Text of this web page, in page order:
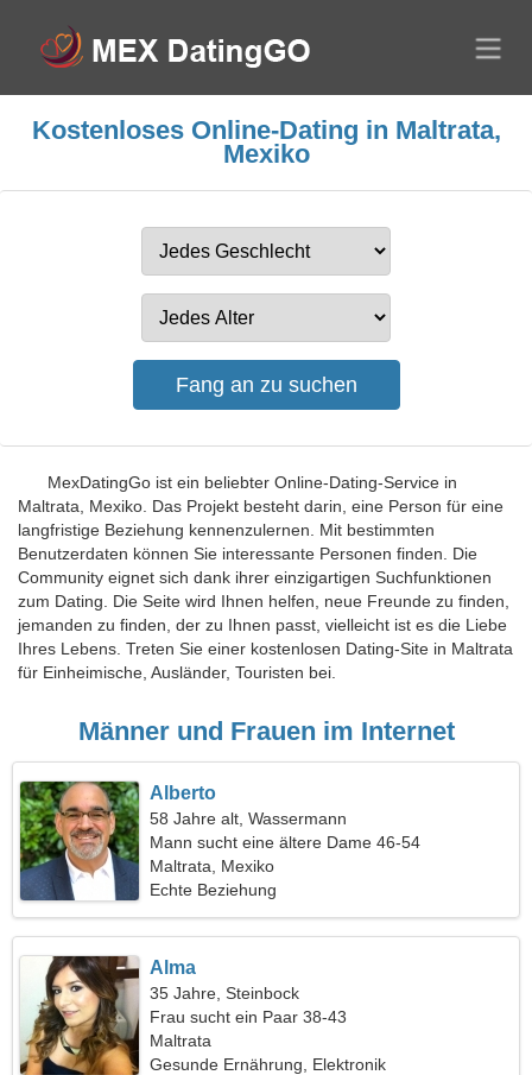
Kostenloses Online-Dating in Maltrata,
Mexiko
MexDatingGo ist ein beliebter Online-Dating-Service in
Maltrata, Mexiko. Das Projekt besteht darin, eine Person für eine
langfristige Beziehung kennenzulernen. Mit bestimmten
Benutzerdaten können Sie interessante Personen finden. Die
Community eignet sich dank ihrer einzigartigen Suchfunktionen
zum Dating. Die Seite wird Ihnen helfen, neue Freunde zu finden,
jemanden zu finden, der zu Ihnen passt, vielleicht ist es die Liebe
Ihres Lebens. Treten Sie einer kostenlosen Dating-Site in Maltrata
für Einheimische, Ausländer, Touristen bei.
Männer und Frauen im Internet
Alberto
58 Jahre alt, Wassermann
Mann sucht eine ältere Dame 46-54
Maltrata, Mexiko
Echte Beziehung
Alma
35 Jahre, Steinbock
Frau sucht ein Paar 38-43
Maltrata
Gesunde Ernährung, Elektronik